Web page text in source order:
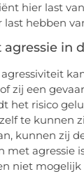
hier last
hebben
in
zij een
het risico
te kunnen
kunnen zij
met agressie
niet